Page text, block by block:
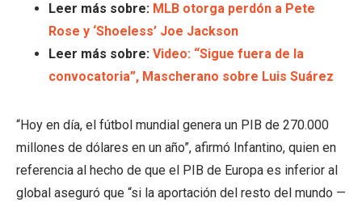
Leer más sobre: MLB otorga perdón a Pete
Rose y ‘Shoeless’ Joe Jackson
Leer más sobre: Video: “Sigue fuera de la
convocatoria”, Mascherano sobre Luis Suárez
“Hoy en día, el fútbol mundial genera un PIB de 270.000
millones de dólares en un año”, afirmó Infantino, quien en
referencia al hecho de que el PIB de Europa es inferior al
global aseguró que “si la aportación del resto del mundo —